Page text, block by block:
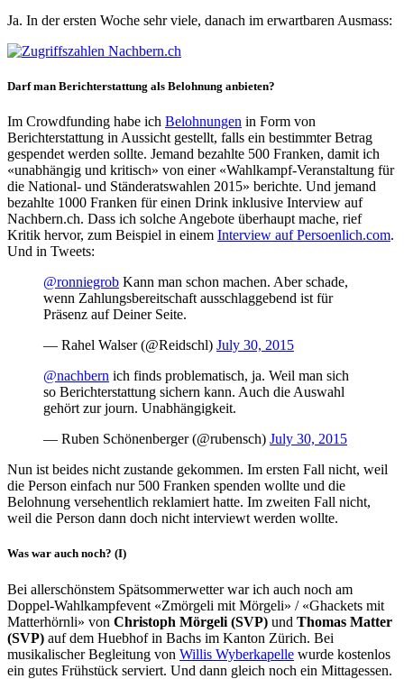
Ja. In der ersten Woche sehr viele, danach im erwartbaren Ausmass:
Darf man Berichterstattung als Belohnung anbieten?
Im Crowdfunding habe ich Belohnungen in Form von
Berichterstattung in Aussicht gestellt, falls ein bestimmter Betrag
gespendet werden sollte. Jemand bezahlte 500 Franken, damit ich
«unabhängig und kritisch» von einer «Wahlkampf-Veranstaltung für
die National- und Ständeratswahlen 2015» berichte. Und jemand
bezahlte 1000 Franken für einen Drink inklusive Interview auf
Nachbern.ch. Dass ich solche Angebote überhaupt mache, rief
Kritik hervor, zum Beispiel in einem Interview auf Persoenlich.com.
Und in Tweets:
@ronniegrob Kann man schon machen. Aber schade,
wenn Zahlungsbereitschaft ausschlaggebend ist für
Präsenz auf Deiner Seite.
— Rahel Walser (@Reidschl) July 30, 2015
@nachbern ich finds problematisch, ja. Weil man sich
so Berichterstattung sichern kann. Auch die Auswahl
gehört zur journ. Unabhängigkeit.
— Ruben Schönenberger (@rubensch) July 30, 2015
Nun ist beides nicht zustande gekommen. Im ersten Fall nicht, weil
die Person einfach nur 500 Franken spenden wollte und die
Belohnung versehentlich reklamiert hatte. Im zweiten Fall nicht,
weil die Person dann doch nicht interviewt werden wollte.
Was war auch noch? (I)
Bei allerschönstem Spätsommerwetter war ich auch noch am
Doppel-Wahlkampfevent «Zmörgeli mit Mörgeli» / «Ghackets mit
Matterhörnli» von Christoph Mörgeli (SVP) und Thomas Matter
(SVP) auf dem Huebhof in Bachs im Kanton Zürich. Bei
musikalischer Begleitung von Willis Wyberkapelle wurde kostenlos
ein gutes Frühstück serviert. Und dann gleich noch ein Mittagessen.